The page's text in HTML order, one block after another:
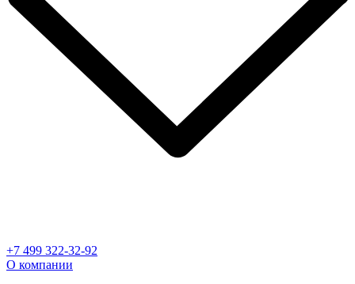
+7 499 322-32-92
О компании